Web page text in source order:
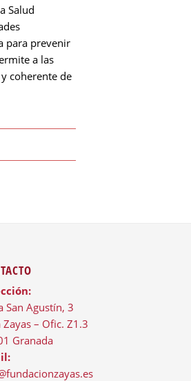
Salud
para prevenir
a las
coherente de
San Agustín, 3
Zayas – Ofic. Z1.3
Granada